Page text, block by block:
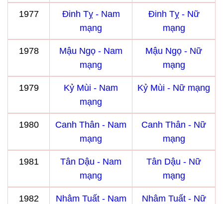
1977
Đinh Tỵ - Nam
mạng
Đinh Tỵ - Nữ
mạng
1978
Mậu Ngọ - Nam
mạng
Mậu Ngọ - Nữ
mạng
1979
Kỷ Mùi - Nam
mạng
Kỷ Mùi - Nữ mạng
1980
Canh Thân - Nam
mạng
Canh Thân - Nữ
mạng
1981
Tân Dậu - Nam
mạng
Tân Dậu - Nữ
mạng
1982
Nhâm Tuất - Nam
Nhâm Tuất - Nữ